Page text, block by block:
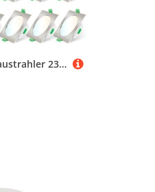
ALUSSO LED Einbaustrahler 230V Eckig Dimmbar Flach 68mm 7W IP44 LED Spots Warmweiß Neutralweiß Kaltweiß Deckenstrahler für Badezimmer Küche Wohnzimmer, Nickel Gebürstet, 24er Set